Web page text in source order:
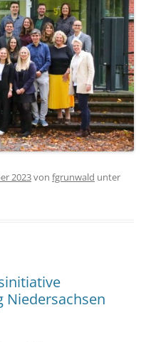
2023von fgrunwald unter
Niedersachsen